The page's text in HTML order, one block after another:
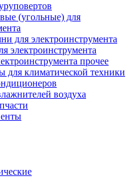
(угольные) для
для электроинструмента
электроинструмента
прочее
для климатической техники
воздуха